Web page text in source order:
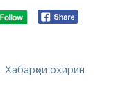
, Хабарҳои охирин